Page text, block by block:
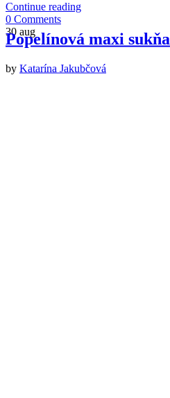
Continue reading
0 Comments
30 aug
Popelínová maxi sukňa
by Katarína Jakubčová